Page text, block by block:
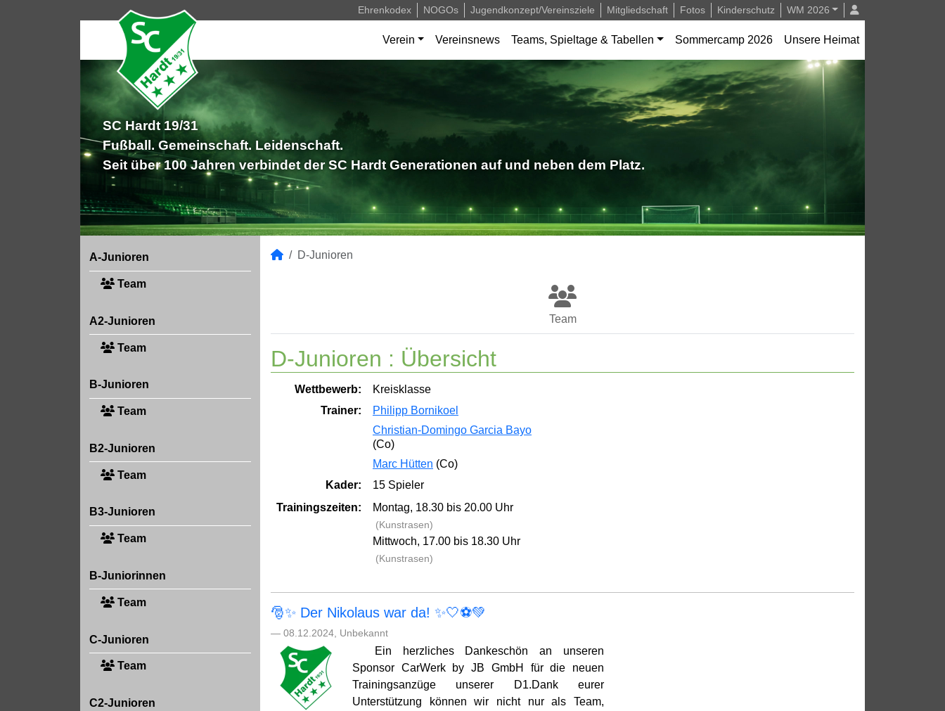
Ehrenkodex NOGOs Jugendkonzept/Vereinsziele Mitgliedschaft Fotos Kinderschutz WM 2026
Verein Vereinsnews Teams, Spieltage & Tabellen Sommercamp 2026 Unsere Heimat
SC Hardt 19/31
Fußball. Gemeinschaft. Leidenschaft.
Seit über 100 Jahren verbindet der SC Hardt Generationen auf und neben dem Platz.
A-Junioren
Team
A2-Junioren
Team
B-Junioren
Team
B2-Junioren
Team
B3-Junioren
Team
B-Juniorinnen
Team
C-Junioren
Team
C2-Junioren
D-Junioren
Team
D-Junioren : Übersicht
Wettbewerb:
Kreisklasse
Trainer:
Philipp Bornikoel
Christian-Domingo Garcia Bayo
(Co)
Marc Hütten (Co)
Kader:
15 Spieler
Trainingszeiten:
Montag, 18.30 bis 20.00 Uhr
(Kunstrasen)
Mittwoch, 17.00 bis 18.30 Uhr
(Kunstrasen)
🎅✨ Der Nikolaus war da! ✨🤍⚽💚
— 08.12.2024, Unbekannt
Ein herzliches Dankeschön an unseren
Sponsor CarWerk by JB GmbH für die neuen
Trainingsanzüge unserer D1.Dank eurer
Unterstützung können wir nicht nur als Team,